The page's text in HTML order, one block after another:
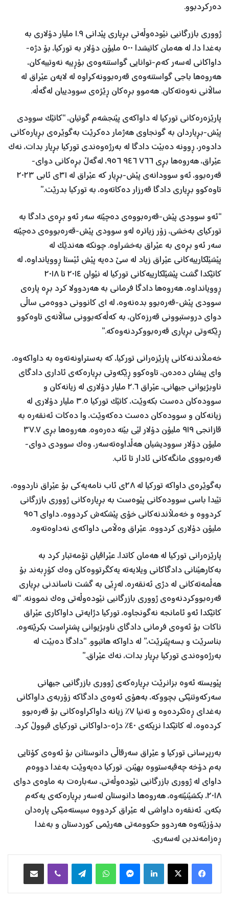
دەرکردبوو.
ژووری بازرگانیی نێودەوڵەتی بڕیاری پێدانی ١.٩ ملیار دۆلاری بە
بەغدا دا، لە هەمان کاتیشدا ٥٠٠ ملیۆن دۆلار بە تورکیا، بۆ دژە-
داواکانی لەسەر کەم-توانایی گواستنەوەی بۆڕییە نەوتییەکان،
هەروەها باجی گواستنەوەی قەرەبوونەکراوە لە لایەن عێراق لە
ساڵانی نەوەتەکان. هەموو بڕەکان ڕێژەی سوودییان لەگەڵە.
پارێزەرەکانی تورکیا لە داواکەی پێنجشەم گوتیان، “کاتێک سوودی
پێش-بڕیاردان بە گونجاوی هەژمار دەکرێت بەگوێرەی بڕیارەکانی
دادوەر، ڕوونە دەبێت دادگا لە بەرژەوەندی تورکیا بڕیار بدات، نەک
عێراق، هەروەها بڕی ٧٦٦ ٩٤٦ ٩٥٦، لەگەڵ بڕەکانی دوای-
قەرەبوو، ئەو سوودانەی پێش-بڕیار کە عێراق لە ٣١ی ئابی ٢٠٢٣
تاوەکوو بڕیاری دادگا قەرزار دەکاتەوە، بە تورکیا بدرێت.”
“ئەو سوودی پێش-قەرەبووەی دەچێتە سەر ئەو بڕەی دادگا بە
تورکیای بەخشی، زۆر زیاترە لەو سوودی پێش-قەرەبووەی دەچێتە
سەر ئەو بڕەی بە عێراق بەخشراوە. چونکە هەندێک لە
پێشێلکارییەکانی عێراق زیاد لە سێ دەیە پێش ئێستا ڕوویانداوە، لە
کاتێکدا گشت پێشێلکارییەکانی تورکیا لە نێوان ٢٠١٤ تا ٢٠١٨
ڕوویانداوە، هەروەها دادگا فرمانی بە هەردوولا کرد بڕە پارەی
سوودی پێش-قەرەبوو بدەنەوە، لە ١ی کانوونی دووەمی ساڵی
دوای دروستبوونی قەرزەکان، بە کەڵەکەبوونی ساڵانەی تاوەکوو
ڕێکەوتی بڕیاری قەرەبووکردنەوەکە.”
خەمڵاندنەکانی پارێزەرانی تورکیا، کە بەستراونەتەوە بە داواکەوە،
وای پیشان دەدەن، تاوەکوو ڕێکەوتی بڕیارەکەی ئاداری دادگای
ناوبژیوانی جیهانی، عێراق ٢.٦ ملیار دۆلاری لە زیانەکان و
سوودەکان دەست بکەوێت، کاتێک تورکیا ٣.٥ ملیار دۆلاری لە
زیانەکان و سوودەکان دەست دەکەوێت، وا دەکات ئەنقەرە بە
قازانجی ٩١٩ ملیۆن دۆلار لێی بێتە دەرەوە. هەروەها بڕی ٣٧.٧
ملیۆن دۆلار سوودیشیان هەڵداوەتەسەر، وەک سوودی دوای-
قەرەبووی مانگەکانی ئادار تا ئاب.
بەگوێرەی داواکە تورکیا لە ٢٨ی ئاب نامەیەکی بۆ عێراق ناردووە،
تێیدا باسی سوودەکانی پێوەست بە بڕیارەکانی ژووری بازرگانی
کردووە و خەمڵاندنەکانی خۆی پێشکەش کردووە، داوای ٩٥٦
ملیۆن دۆلاری کردووە. عێراق وەڵامی داواکەی نەداوەتەوە.
پارێزەرانی تورکیا لە هەمان کاتدا، عێراقیان تۆمەتبار کرد بە
بەکارهێنانی دادگاکانی ویلایەتە یەکگرتووەکان وەک کۆڕبەند بۆ
هەڵمەتەکانی لە دژی ئەنقەرە، لەڕێی بە گشت ناساندنی بڕیاری
قەرەبووکردنەوەی ژووری بازرگانیی نێودەوڵەتی وەک نموونە. “لە
کاتێکدا ئەو ئامانجە نەگونجاوە، تورکیا دژایەتی داواکاری عێراق
ناکات بۆ ئەوەی فرمانی دادگای ناوبژیوانی پشتڕاست بکرێتەوە،
بناسرێت و بسەپێنرێت،” لە داواکە هاتبوو. “دادگا دەبێت لە
بەرژەوەندی تورکیا بڕیار بدات، نەک عێراق.”
پێویستە ئەوە بزانرێت بڕیارەکەی ژووری بازرگانیی جیهانی
سەرکەوتنێکی بچووکە، بەهۆی ئەوەی دادگاکە زۆربەی داواکانی
بەغدای ڕەتکردەوە و تەنیا ٧٪ زیانە داواکراوەکانی بۆ قەرەبوو
کردەوە، لە کاتێکدا نزیکەی ٤٠٪ دژە-داواکانی تورکیای قبووڵ کرد.
بەرپرسانی تورکیا و عێراق سەرقاڵی دانوستانن بۆ ئەوەی کۆتایی
بەم دۆخە چەقبەستووە بهێنن. تورکیا دەیەوێت بەغدا دووەم
داوای لە ژووری بازرگانیی نێودەوڵەتی، سەبارەت بە ماوەی دوای
٢٠١٨، بکشێنێتەوە، هەروەها دانوستان لەسەر بڕیارەکەی یەکەم
بکەن. ئەنقەرە داواشی لە عێراق کردووە سیستەمێکی پارەدان
بدۆزێتەوە هەردوو حکوومەتی هەرێمی کوردستان و بەغدا
ڕەزامەندبن لەسەری.
X
Telegram